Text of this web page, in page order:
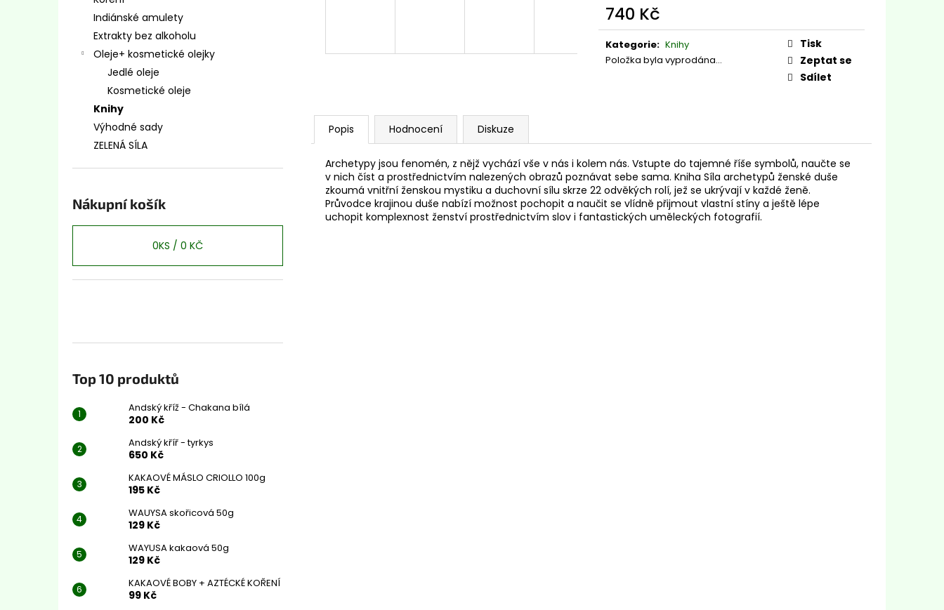
Indiánské amulety
Extrakty bez alkoholu
Oleje+ kosmetické olejky
Jedlé oleje
Kosmetické oleje
Knihy
Výhodné sady
ZELENÁ SÍLA
Nákupní košík
0KS / 0 KČ
Top 10 produktů
Andský kříž - Chakana bílá
200 Kč
Andský kříř - tyrkys
650 Kč
KAKAOVÉ MÁSLO CRIOLLO 100g
195 Kč
WAUYSA skořicová 50g
129 Kč
WAYUSA kakaová 50g
129 Kč
KAKAOVÉ BOBY + AZTÉCKÉ KOŘENÍ
99 Kč
740 Kč
Měrná
cena:
Kategorie: Knihy
Položka byla vyprodána…
Tisk
Zeptat se
Sdílet
Popis Hodnocení Diskuze
Archetypy jsou fenomén, z nějž vychází vše v nás i kolem nás. Vstupte do tajemné říše symbolů, naučte se
v nich číst a prostřednictvím nalezených obrazů poznávat sebe sama. Kniha Síla archetypů ženské duše
zkoumá vnitřní ženskou mystiku a duchovní sílu skrze 22 odvěkých rolí, jež se ukrývají v každé ženě.
Průvodce krajinou duše nabízí možnost pochopit a naučit se vlídně přijmout vlastní stíny a ještě lépe
uchopit komplexnost ženství prostřednictvím slov i fantastických uměleckých fotografií.
ANDSKÝ KŘÍŽ - CHAKANA BÍLÁ
200 Kč
KAKAOVÉ MÁSLO CRIOLLO 100G